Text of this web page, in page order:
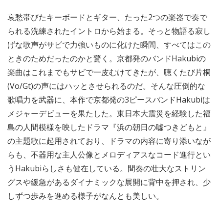
哀愁帯びたキーボードとギター、たった2つの楽器で奏で
られる洗練されたイントロから始まる。そっと物語る寂し
げな歌声がサビで力強いものに化けた瞬間、すべてはこの
ときのためだったのかと驚く。京都発のバンドHakubiの
楽曲はこれまでもサビで一皮むけてきたが、聴くたび片桐
(Vo/Gt)の声にはハッとさせられるのだ。そんな圧倒的な
歌唱力を武器に、本作で京都発の3ピースバンドHakubiは
メジャーデビューを果たした。東日本大震災を経験した福
島の人間模様を映したドラマ『浜の朝日の嘘つきどもと』
の主題歌に起用されており、ドラマの内容に寄り添いなが
らも、不器用な主人公像とメロディアスなコード進行とい
うHakubiらしさも健在している。間奏の壮大なストリン
グスや緩急があるダイナミックな展開に背中を押され、少
しずつ歩みを進める様子がなんとも美しい。